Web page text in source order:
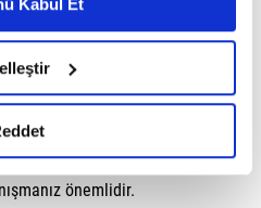
Kanunu uyarınca
kapsamında
ile ilgili daha
tıklayınız.
Kabul Et
yapan sporcular için gece
ve enerji depolarının
kişiden kişiye değişebilir.
olup olmadığını anlamak için
bir olumsuz etki
önemlidir.